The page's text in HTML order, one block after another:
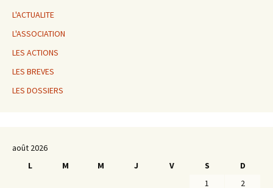
L'ACTUALITE
L'ASSOCIATION
LES ACTIONS
LES BREVES
LES DOSSIERS
août 2026
L
M M J V S
D
1
2